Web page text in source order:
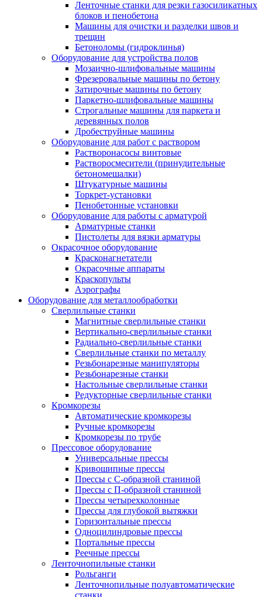
Ленточные станки для резки газосиликатных
блоков и пенобетона
Машины для очистки и разделки швов и
трещин
Бетоноломы (гидроклинья)
Оборудование для устройства полов
Мозаично-шлифовальные машины
Фрезеровальные машины по бетону
Затирочные машины по бетону
Паркетно-шлифовальные машины
Строгальные машины для паркета и
деревянных полов
Дробеструйные машины
Оборудование для работ с раствором
Растворонасосы винтовые
Растворосмесители (принудительные
бетономешалки)
Штукатурные машины
Торкрет-установки
Пенобетонные установки
Оборудование для работы с арматурой
Арматурные станки
Пистолеты для вязки арматуры
Окрасочное оборудование
Красконагнетатели
Окрасочные аппараты
Краскопульты
Аэрографы
Оборудование для металлообработки
Сверлильные станки
Магнитные сверлильные станки
Вертикально-сверлильные станки
Радиально-сверлильные станки
Сверлильные станки по металлу
Резьбонарезные манипуляторы
Резьбонарезные станки
Настольные сверлильные станки
Редукторные сверлильные станки
Кромкорезы
Автоматические кромкорезы
Ручные кромкорезы
Кромкорезы по трубе
Прессовое оборудование
Универсальные прессы
Кривошипные прессы
Прессы с С-образной станиной
Прессы с П-образной станиной
Прессы четырехколонные
Прессы для глубокой вытяжки
Горизонтальные прессы
Одноцилиндровые прессы
Портальные прессы
Реечные прессы
Ленточнопильные станки
Рольганги
Ленточнопильные полуавтоматические
станки